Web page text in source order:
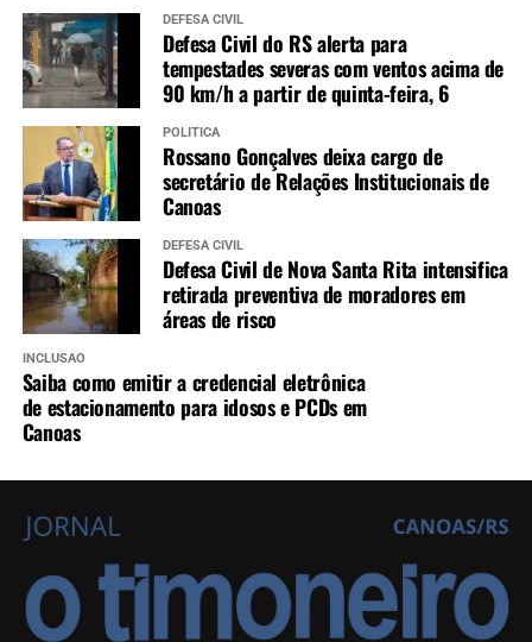
DEFESA CIVIL
Defesa Civil do RS alerta para
tempestades severas com ventos acima de
90 km/h a partir de quinta-feira, 6
POLÍTICA
Rossano Gonçalves deixa cargo de
secretário de Relações Institucionais de
Canoas
DEFESA CIVIL
Defesa Civil de Nova Santa Rita intensifica
retirada preventiva de moradores em
áreas de risco
INCLUSÃO
Saiba como emitir a credencial eletrônica
de estacionamento para idosos e PCDs em
Canoas